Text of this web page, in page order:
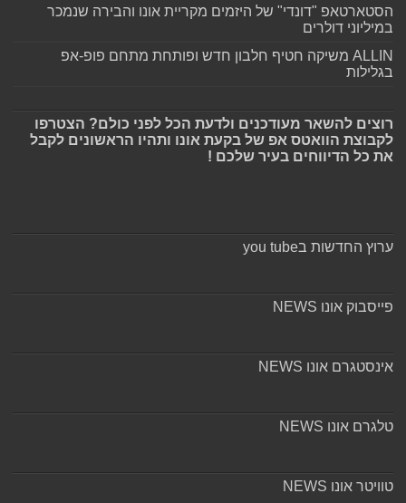
הסטארטאפ "דונדי" של היזמים מקריית אונו והבירה שנמכר
במיליוני דולרים
ALLIN משיקה חטיף חלבון חדש ופותחת מתחם פופ-אפ
בגלילות
רוצים להשאר מעודכנים ולדעת הכל לפני כולם? הצטרפו
לקבוצת הוואטס אפ של בקעת אונו ותהיו הראשונים לקבל
את כל הדיווחים בעיר שלכם !
ערוץ החדשות בyou tube
פייסבוק אונו NEWS
אינסטגרם אונו NEWS
טלגרם אונו NEWS
טוויטר אונו NEWS